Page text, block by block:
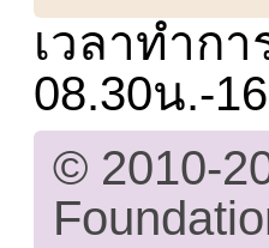
เวลาทำก
08.30น.-
© 2010-